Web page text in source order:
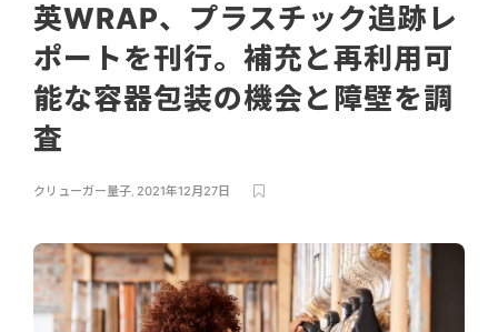
英WRAP、プラスチック追跡レ
ポートを刊行。補充と再利用可
能な容器包装の機会と障壁を調
査
クリューガー量子, 2021年12月27日